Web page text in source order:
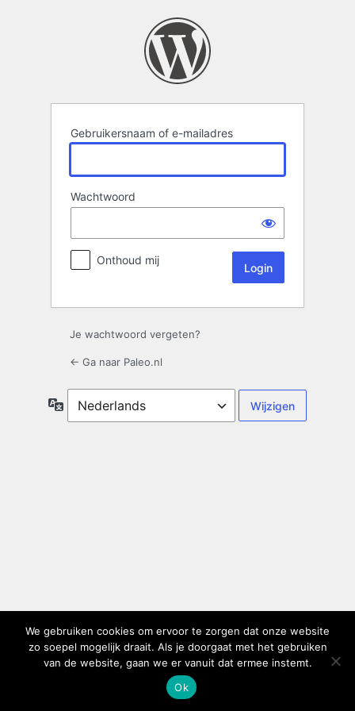
Gebruikersnaam of e-mailadres
Wachtwoord
Onthoud mij
Je wachtwoord vergeten?
← Ga naar Paleo.nl
Taal
We gebruiken cookies om ervoor te zorgen dat onze website
zo soepel mogelijk draait. Als je doorgaat met het gebruiken
van de website, gaan we er vanuit dat ermee instemt.
Ok